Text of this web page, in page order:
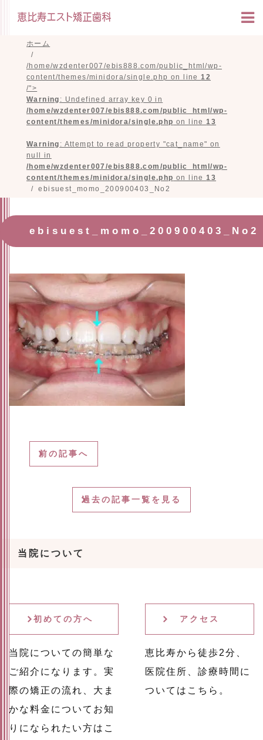
ホーム
/home/wzdenter007/ebis888.com/public_html/wp-
content/themes/minidora/single.php on line12
/">
Warning : Undefined array key 0 in
/home/wzdenter007/ebis888.com/public_html/wp-
content/themes/minidora/single.php on line13
Warning : Attempt to read property "cat_name" on
null in
/home/wzdenter007/ebis888.com/public_html/wp-
content/themes/minidora/single.php on line13
ebisuest_momo_200900403_No2
ebisuest_momo_200900403_No2
前の記事へ
過去の記事一覧を見る
当院について
初めての方へ
当院についての簡単な
ご紹介になります。実
際の矯正の流れ、大ま
かな料金についてお知
りになられたい方はこ
アクセス
恵比寿から徒歩2分、
医院住所、診療時間に
ついてはこちら。